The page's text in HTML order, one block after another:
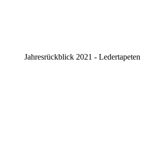
Jahresrückblick 2021 - Ledertapeten